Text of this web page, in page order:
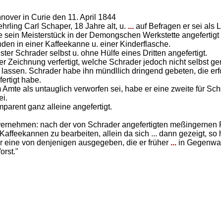
in Curie den 11. April 1844
Carl Schaper, 18 Jahre alt, u. ... auf Befragen er sei als
Meisterstück in der Demongschen Werkstette
in einer Kaffeekanne u. einer Kinderflasche.
Schrader selbst u. ohne Hülfe eines Dritten angefertigt.
Zeichnung verfertigt, welche Schrader jedoch nicht selbst
Schrader habe ihn mündllich dringend gebeten, die
habe.
als untauglich verworfen sei, habe er eine zweite für
ganz alleine angefertigt.
nach der von Schrader angefertigten
zu bearbeiten, allein da sich ... dann gezeigt, so
eine von denjenigen ausgegeben, die er früher ... in